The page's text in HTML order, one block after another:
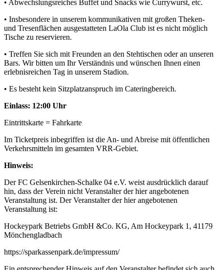
• Abwechslungsreiches Buffet und Snacks wie Currywurst, etc.
• Insbesondere in unserem kommunikativen mit großen Theken-
und Tresenflächen ausgestatteten LaOla Club ist es nicht möglich
Tische zu reservieren.
• Treffen Sie sich mit Freunden an den Stehtischen oder an unseren
Bars. Wir bitten um Ihr Verständnis und wünschen Ihnen einen
erlebnisreichen Tag in unserem Stadion.
• Es besteht kein Sitzplatzanspruch im Cateringbereich.
Einlass: 12:00 Uhr
Eintrittskarte = Fahrkarte
Im Ticketpreis inbegriffen ist die An- und Abreise mit öffentlichen
Verkehrsmitteln im gesamten VRR-Gebiet.
Hinweis:
Der FC Gelsenkirchen-Schalke 04 e.V. weist ausdrücklich darauf
hin, dass der Verein nicht Veranstalter der hier angebotenen
Veranstaltung ist. Der Veranstalter der hier angebotenen
Veranstaltung ist:
Hockeypark Betriebs GmbH &Co. KG, Am Hockeypark 1, 41179
Mönchengladbach
https://sparkassenpark.de/impressum/